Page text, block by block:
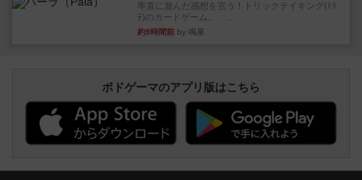
率直に遊んだ感想を言う！トリックテイキング(ﾄﾘ
ﾃ)のカードゲーム。 ...
約9時間前 by 鳴屋
ボドゲーマのアプリ版はこちら